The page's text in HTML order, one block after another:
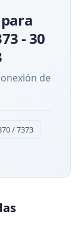
- 30
de
/ 7373